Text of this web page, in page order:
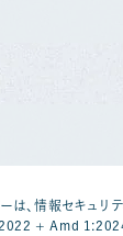
は、情報セキュリ
+ Amd 1:2024